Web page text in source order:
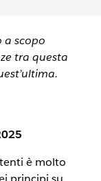
a scopo
tra questa
è molto